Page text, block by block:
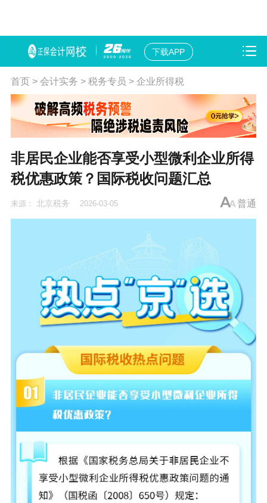
下载APP
首页> 会计实务 > 税务专员 > 企业所得税
非居民企业能否享受小型微利企业所得
税优惠政策？国际税收问题汇总
来源： 北京税务 2026-03-05 普通